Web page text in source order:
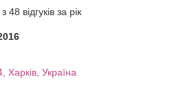
відгуків за рік
Україна